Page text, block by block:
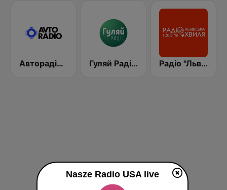
Авторадіо (Avto Radio) Гуляй Радіо (Guliay Radio) Радіо "Львівська Хвиля" Lviv.fm 100.8
Nasze Radio USA live